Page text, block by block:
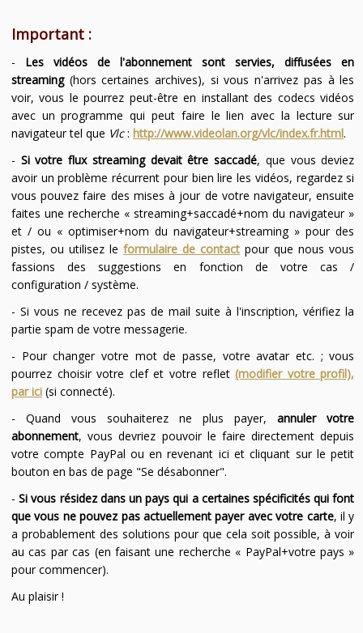
Important :
- Les vidéos de l'abonnement sont servies, diffusées en
streaming(hors certaines archives), si vous n'arrivez pas à les
voir, vous le pourrez peut-être en installant des codecs vidéos
avec un programme qui peut faire le lien avec la lecture sur
navigateur tel que Vlc: http://www.videolan.org/vlc/index.fr.html.
- Si votre flux streaming devait être saccadé, que vous deviez
avoir un problème récurrent pour bien lire les vidéos, regardez si
vous pouvez faire des mises à jour de votre navigateur, ensuite
faites une recherche « streaming+saccadé+nom du navigateur »
et / ou « optimiser+nom du navigateur+streaming » pour des
pistes, ou utilisez leformulaire de contact pour que nous vous
fassions des suggestions en fonction de votre cas /
configuration / système.
- Si vous ne recevez pas de mail suite à l'inscription, vérifiez la
partie spam de votre messagerie.
- Pour changer votre mot de passe, votre avatar etc. ; vous
pourrez choisir votre clef et votre reflet(modifier votre profil),
par ici(si connecté).
- Quand vous souhaiterez ne plus payer,annuler votre
abonnement, vous devriez pouvoir le faire directement depuis
votre compte PayPal ou en revenant ici et cliquant sur le petit
bouton en bas de page "Se désabonner".
-Si vous résidez dans un pays qui a certaines spécificités qui font
que vous ne pouvez pas actuellement payer avec votre carte, il y
a probablement des solutions pour que cela soit possible, à voir
au cas par cas (en faisant une recherche « PayPal+votre pays »
pour commencer).
Au plaisir !